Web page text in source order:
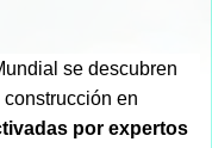
se descubren
en
por expertos